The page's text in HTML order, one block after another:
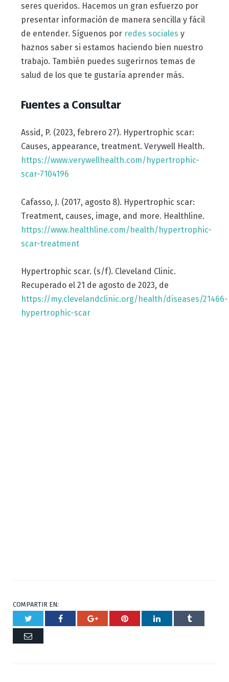
seres queridos. Hacemos un gran esfuerzo por
presentar información de manera sencilla y fácil
de entender. Síguenos por redes sociales y
haznos saber si estamos haciendo bien nuestro
trabajo. También puedes sugerirnos temas de
salud de los que te gustaría aprender más.
Fuentes a Consultar
Assid, P. (2023, febrero 27). Hypertrophic scar:
Causes, appearance, treatment. Verywell Health.
https://www.verywellhealth.com/hypertrophic-
scar-7104196
Cafasso, J. (2017, agosto 8). Hypertrophic scar:
Treatment, causes, image, and more. Healthline.
https://www.healthline.com/health/hypertrophic-
scar-treatment
Hypertrophic scar. (s/f). Cleveland Clinic.
Recuperado el 21 de agosto de 2023, de
https://my.clevelandclinic.org/health/diseases/21466-
hypertrophic-scar
COMPARTIR EN:
Twitter Facebook Google+ Pinterest RespuestaTumblr
Correo